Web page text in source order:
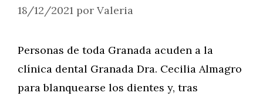
18/12/2021 por Valeria
Personas de toda Granada acuden a la
clínica dental Granada Dra. Cecilia Almagro
para blanquearse los dientes y, tras